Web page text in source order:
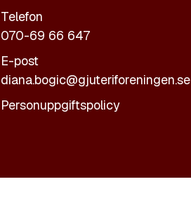
Telefon
070-69 66 647
E-post
diana.bogic@gjuteriforeningen.se
Personuppgiftspolicy